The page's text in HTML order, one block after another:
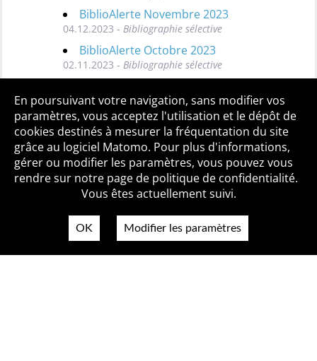
BiblioAlerte Novembre 2023
04.12.2023 - Bibliographie sélective
BiblioAlerte Octobre 2023
02.11.2023 - Bibliographie sélective
Toutes les BiblioAlertes
Qui sommes-nous ? Mentions légales
Accessibilité
Politique de confidentialité
Contact
En poursuivant votre navigation, sans modifier vos
paramètres, vous acceptez l'utilisation et le dépôt de
cookies destinés à mesurer la fréquentation du site
grâce au logiciel Matomo. Pour plus d'informations,
gérer ou modifier les paramètres, vous pouvez vous
rendre sur notre page de politique de confidentialité.
Vous êtes actuellement suivi.
OK Modifier les paramètres